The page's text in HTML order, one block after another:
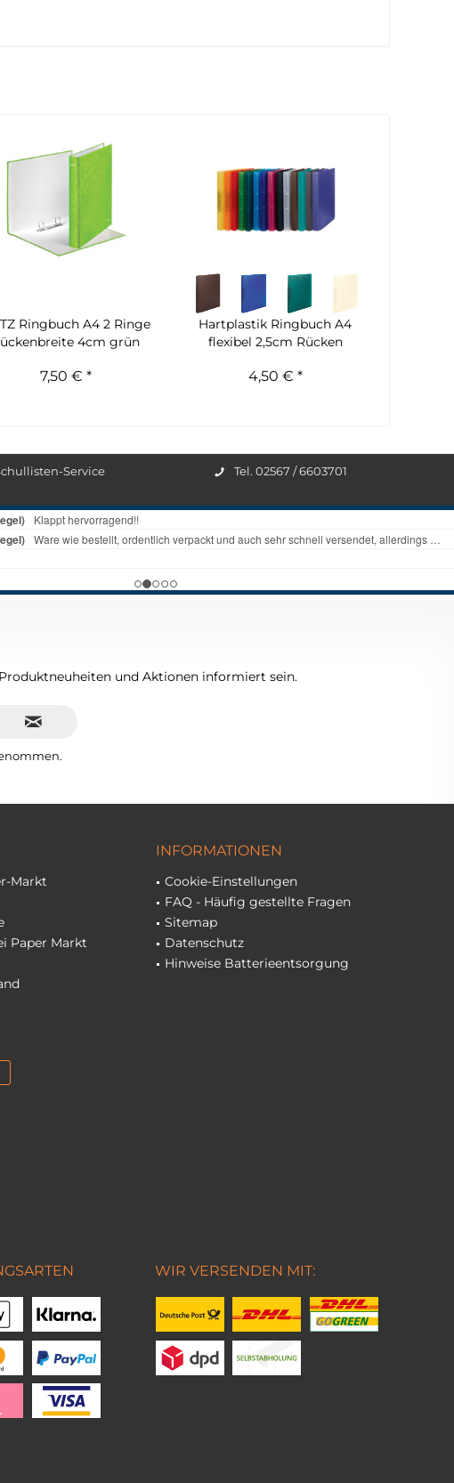
Ringbuch A4 2 Ringe
4cm grün
7,50 € *
Hartplastik Ringbuch A4
flexibel 2,5cm Rücken
4,50 € *
Service Tel. 02567 / 6603701
und Aktionen informiert sein.
Markt
Paper Markt
INFORMATIONEN
Cookie-Einstellungen
FAQ - Häufig gestellte Fragen
Sitemap
Datenschutz
Hinweise Batterieentsorgung
WIR VERSENDEN MIT: